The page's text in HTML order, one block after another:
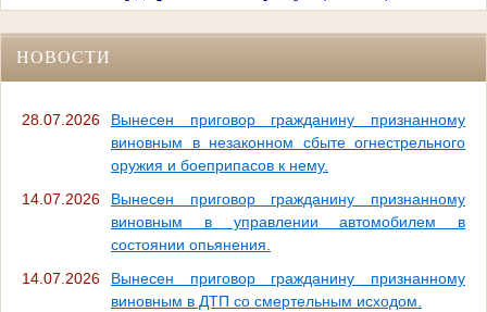
НОВОСТИ
28.07.2026
Вынесен приговор гражданину признанному
виновным в незаконном сбыте огнестрельного
оружия и боеприпасов к нему.
14.07.2026
Вынесен приговор гражданину признанному
виновным в управлении автомобилем в
состоянии опьянения.
14.07.2026
Вынесен приговор гражданину признанному
виновным в ДТП со смертельным исходом.